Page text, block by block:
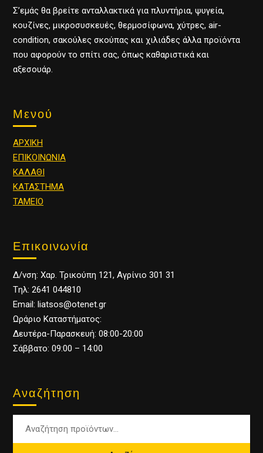
Σ’εμάς θα βρείτε ανταλλακτικά για πλυντήρια, ψυγεία,
κουζίνες, μικροσυσκευές, θερμοσίφωνα, χύτρες, air-
condition, σακούλες σκούπας και χιλιάδες άλλα προϊόντα
που αφορούν το σπίτι σας, όπως καθαριστικά και
αξεσουάρ.
Μενού
ΑΡΧΙΚΗ
ΕΠΙΚΟΙΝΩΝΙΑ
ΚΑΛΑΘΙ
ΚΑΤΑΣΤΗΜΑ
ΤΑΜΕΙΟ
Επικοινωνία
Δ/νση: Χαρ. Τρικούπη 121, Αγρίνιο 301 31
Tηλ: 2641 044810
Email: liatsos@otenet.gr
Ωράριο Καταστήματος:
Δευτέρα-Παρασκευή: 08:00-20:00
Σάββατο: 09:00 – 14:00
Αναζήτηση